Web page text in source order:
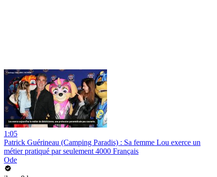
1:05
Patrick Guérineau (Camping Paradis) : Sa femme Lou exerce un
métier pratiqué par seulement 4000 Français
Ode